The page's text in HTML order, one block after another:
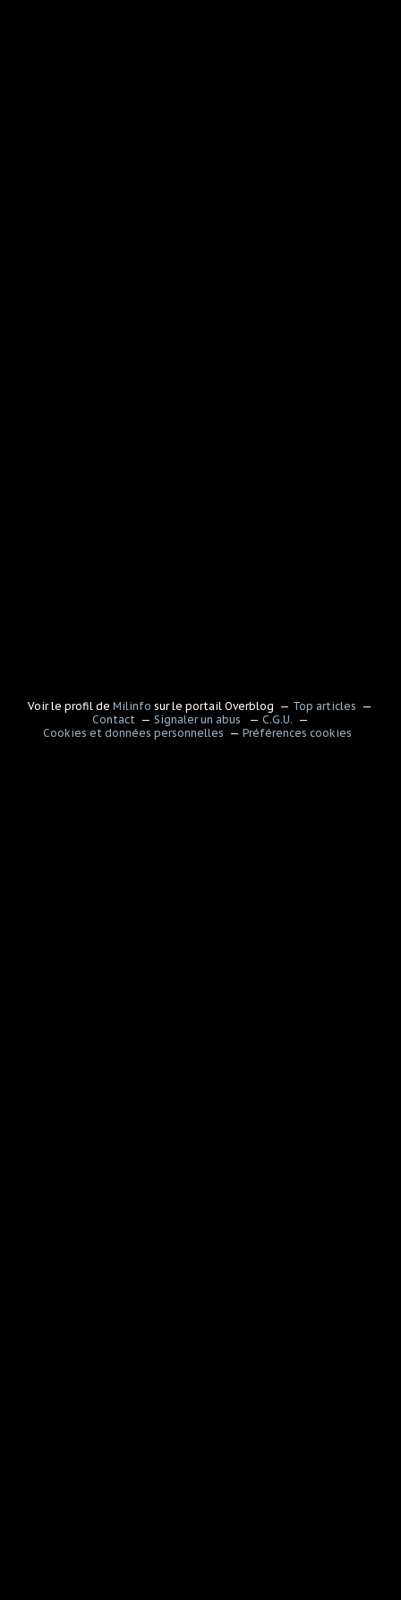
Voir le profil deMilinfo sur le portail Overblog
Top articles
Contact
Signaler un abus
C.G.U.
Cookies et données personnelles
Préférences cookies